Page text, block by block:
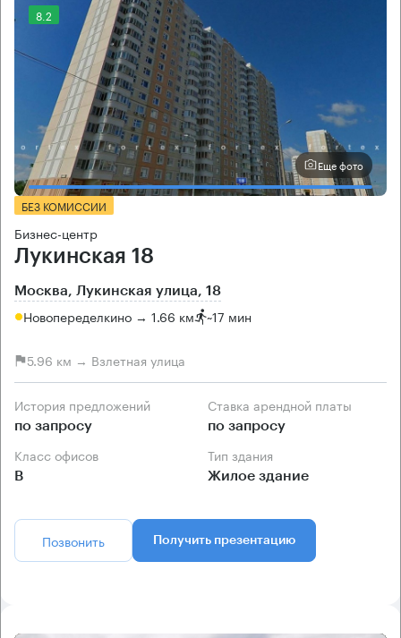
8.2
Еще фото
БЕЗ КОМИССИИ
Бизнес-центр
Лукинская 18
Москва, Лукинская улица, 18
Новопеределкино → 1.66 км ~17 мин
5.96 км → Взлетная улица
История предложений
по запросу
Ставка арендной платы
по запросу
Класс офисов
B
Тип здания
Жилое здание
Позвонить Получить презентацию